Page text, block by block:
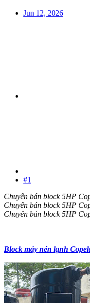
Jun 12, 2026
#1
Chuyên bán block 5HP
Chuyên bán block 5HP
Chuyên bán block 5HP
Block máy nén lạnh